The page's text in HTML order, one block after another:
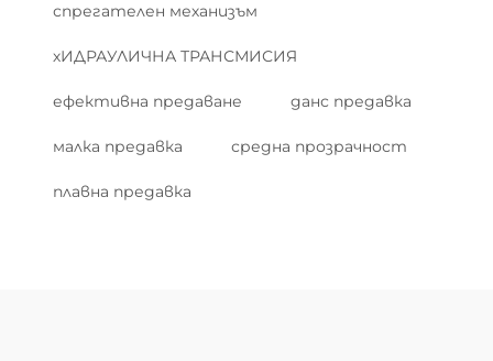
спрегателен механизъм
хИДРАУЛИЧНА ТРАНСМИСИЯ
ефективна предаване данс предавка
малка предавка средна прозрачност
плавна предавка